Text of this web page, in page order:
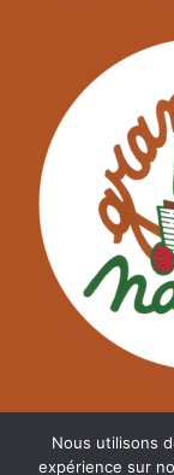
Nous utilisons
expérience sur